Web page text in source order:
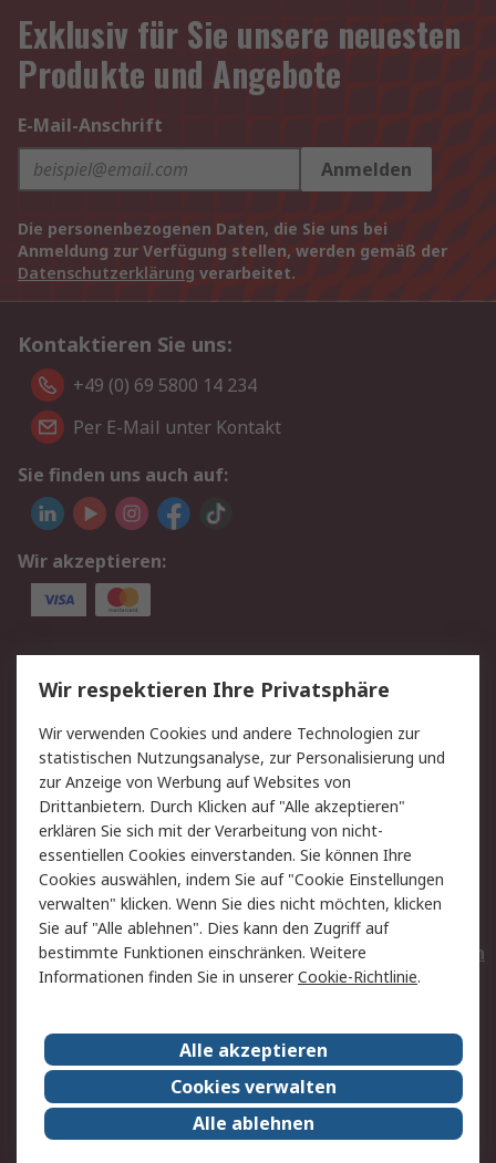
Exklusiv für Sie unsere neuesten
Produkte und Angebote
E-Mail-Anschrift
Anmelden
Die personenbezogenen Daten, die Sie uns bei
Anmeldung zur Verfügung stellen, werden gemäß der
Datenschutzerklärung verarbeitet.
Kontaktieren Sie uns:
+49 (0) 69 5800 14 234
Per E-Mail unter Kontakt
Sie finden uns auch auf:
Wir akzeptieren:
Service
Value Added Services
Lieferlösungen
Rücksendungen
Kontakt
Hilfe
Privatkunden
Rechtliches
AGB
Datenschutz
Cookie-Richtlinie
Zahlungsbedingungen
Copyright/Impressum
Entsorgung
Elektrogeräte/Batterien
RS weltweit
Karriere bei RS
Nachhaltigkeit
Qualität/Umwelt/ZertifikatePresse-Center
Event-Center
Wir respektieren Ihre Privatsphäre
Wir verwenden Cookies und andere Technologien zur
statistischen Nutzungsanalyse, zur Personalisierung und
zur Anzeige von Werbung auf Websites von
Drittanbietern. Durch Klicken auf "Alle akzeptieren"
erklären Sie sich mit der Verarbeitung von nicht-
essentiellen Cookies einverstanden. Sie können Ihre
Cookies auswählen, indem Sie auf "Cookie Einstellungen
verwalten" klicken. Wenn Sie dies nicht möchten, klicken
Sie auf "Alle ablehnen". Dies kann den Zugriff auf
bestimmte Funktionen einschränken. Weitere
Informationen finden Sie in unsererCookie-Richtlinie.
Alle akzeptieren
Cookies verwalten
Alle ablehnen